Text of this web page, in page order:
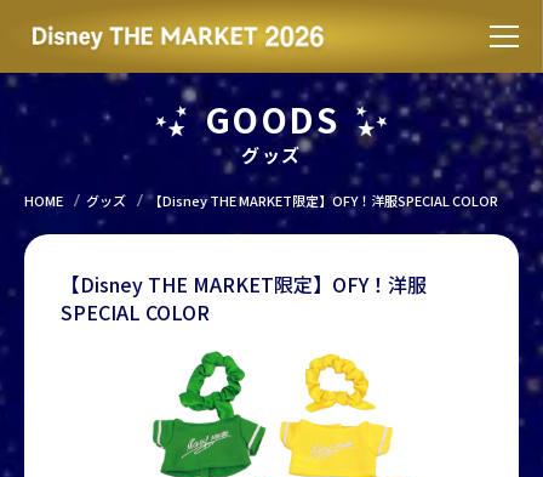
GOODS
グッズ
HOME グッズ 【Disney THE MARKET限定】OFY！洋服SPECIAL COLOR
【Disney THE MARKET限定】OFY！洋服
SPECIAL COLOR